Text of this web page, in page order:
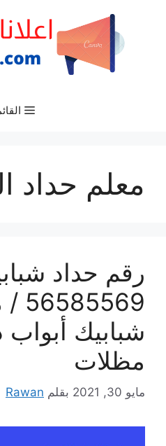
معلم حداد
رقم حداد
شبابيك أبواب
مظلات
مايو 30, 2021 بقلم Rawan